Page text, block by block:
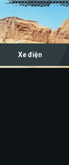
Xe điện